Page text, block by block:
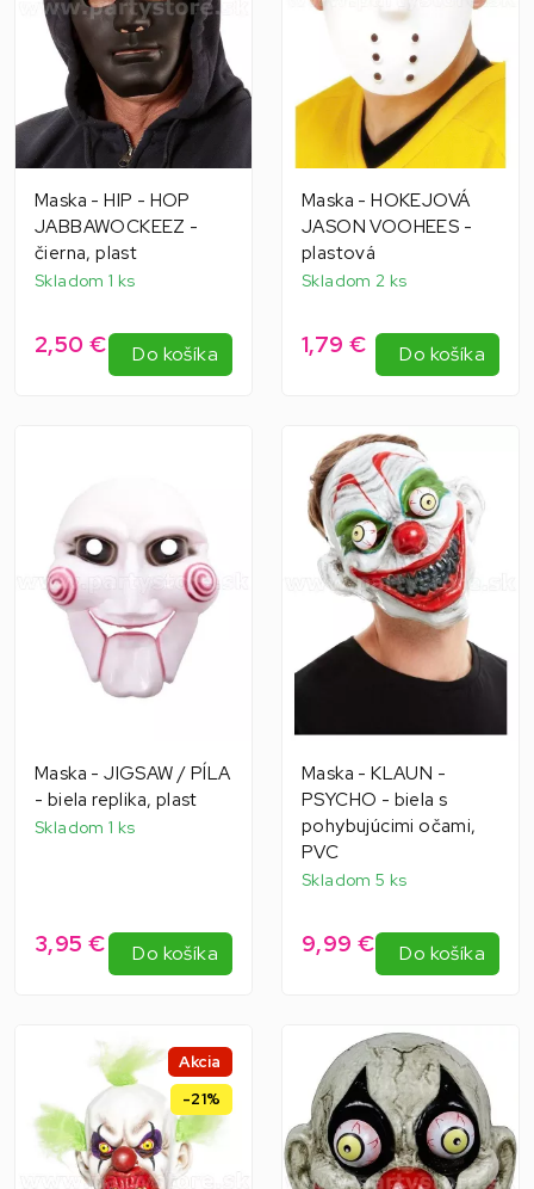
Maska - HIP - HOP
JABBAWOCKEEZ -
čierna, plast
Skladom 1 ks
2,50 € Do košíka
Maska - HOKEJOVÁ
JASON VOOHEES -
plastová
Skladom 2 ks
1,79 € Do košíka
Maska - JIGSAW / PÍLA
- biela replika, plast
Skladom 1 ks
3,95 € Do košíka
Maska - KLAUN -
PSYCHO - biela s
pohybujúcimi očami,
PVC
Skladom 5 ks
9,99 € Do košíka
Akcia
-21%